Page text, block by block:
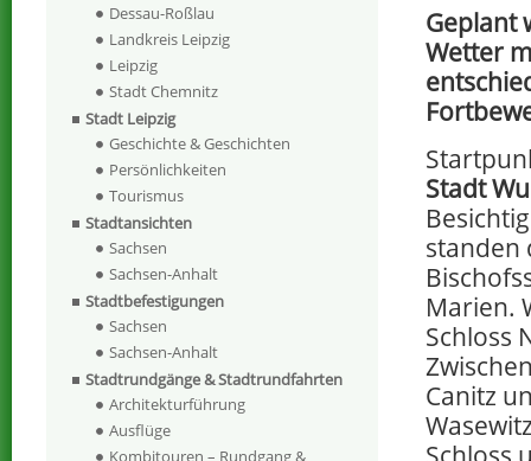
Geplant
Wetter
Stadt
standen
Marien.
Schloss
Canitz
Dessau-Roßlau
Landkreis Leipzig
Leipzig
Stadt Chemnitz
Stadt Leipzig
Geschichte & Geschichten
Persönlichkeiten
Tourismus
Stadtansichten
Sachsen
Sachsen-Anhalt
Stadtbefestigungen
Sachsen
Sachsen-Anhalt
Stadtrundgänge & Stadtrundfahrten
Architekturführung
Ausflüge
Kombitouren – Rundgang &